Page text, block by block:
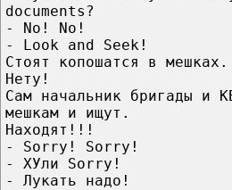
documents?
- No! No!
- Look and Seek!
Стоят копошатся в мешках.
Нету!
Сам начальник бригады и
мешкам и ищут.
Находят!!!
- Sorry! Sorry!
- ХУли Sorry!
- Лукать надо!